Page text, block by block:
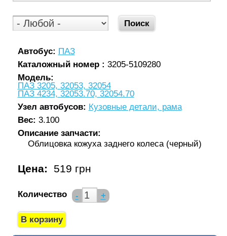
Автобус: ПАЗ
Каталожный номер : 3205-5109280
Модель:
ПАЗ 3205, 32053, 32054
ПАЗ 4234, 32053.70, 32054.70
Узел автобусов: Кузовные детали, рама
Вес: 3.100
Описание запчасти:
Облицовка кожуха заднего колеса (черный)
Цена: 519 грн
Количество - +